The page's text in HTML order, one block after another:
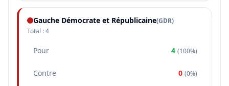
Gauche Démocrate et Républicaine(GDR)
Total :4
Pour 4 (100%)
Contre 0 (0%)